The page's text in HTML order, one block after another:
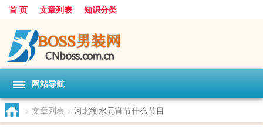
首 页 文章列表 知识分类
网站导航
> 文章列表 > 河北衡水元宵节什么节目